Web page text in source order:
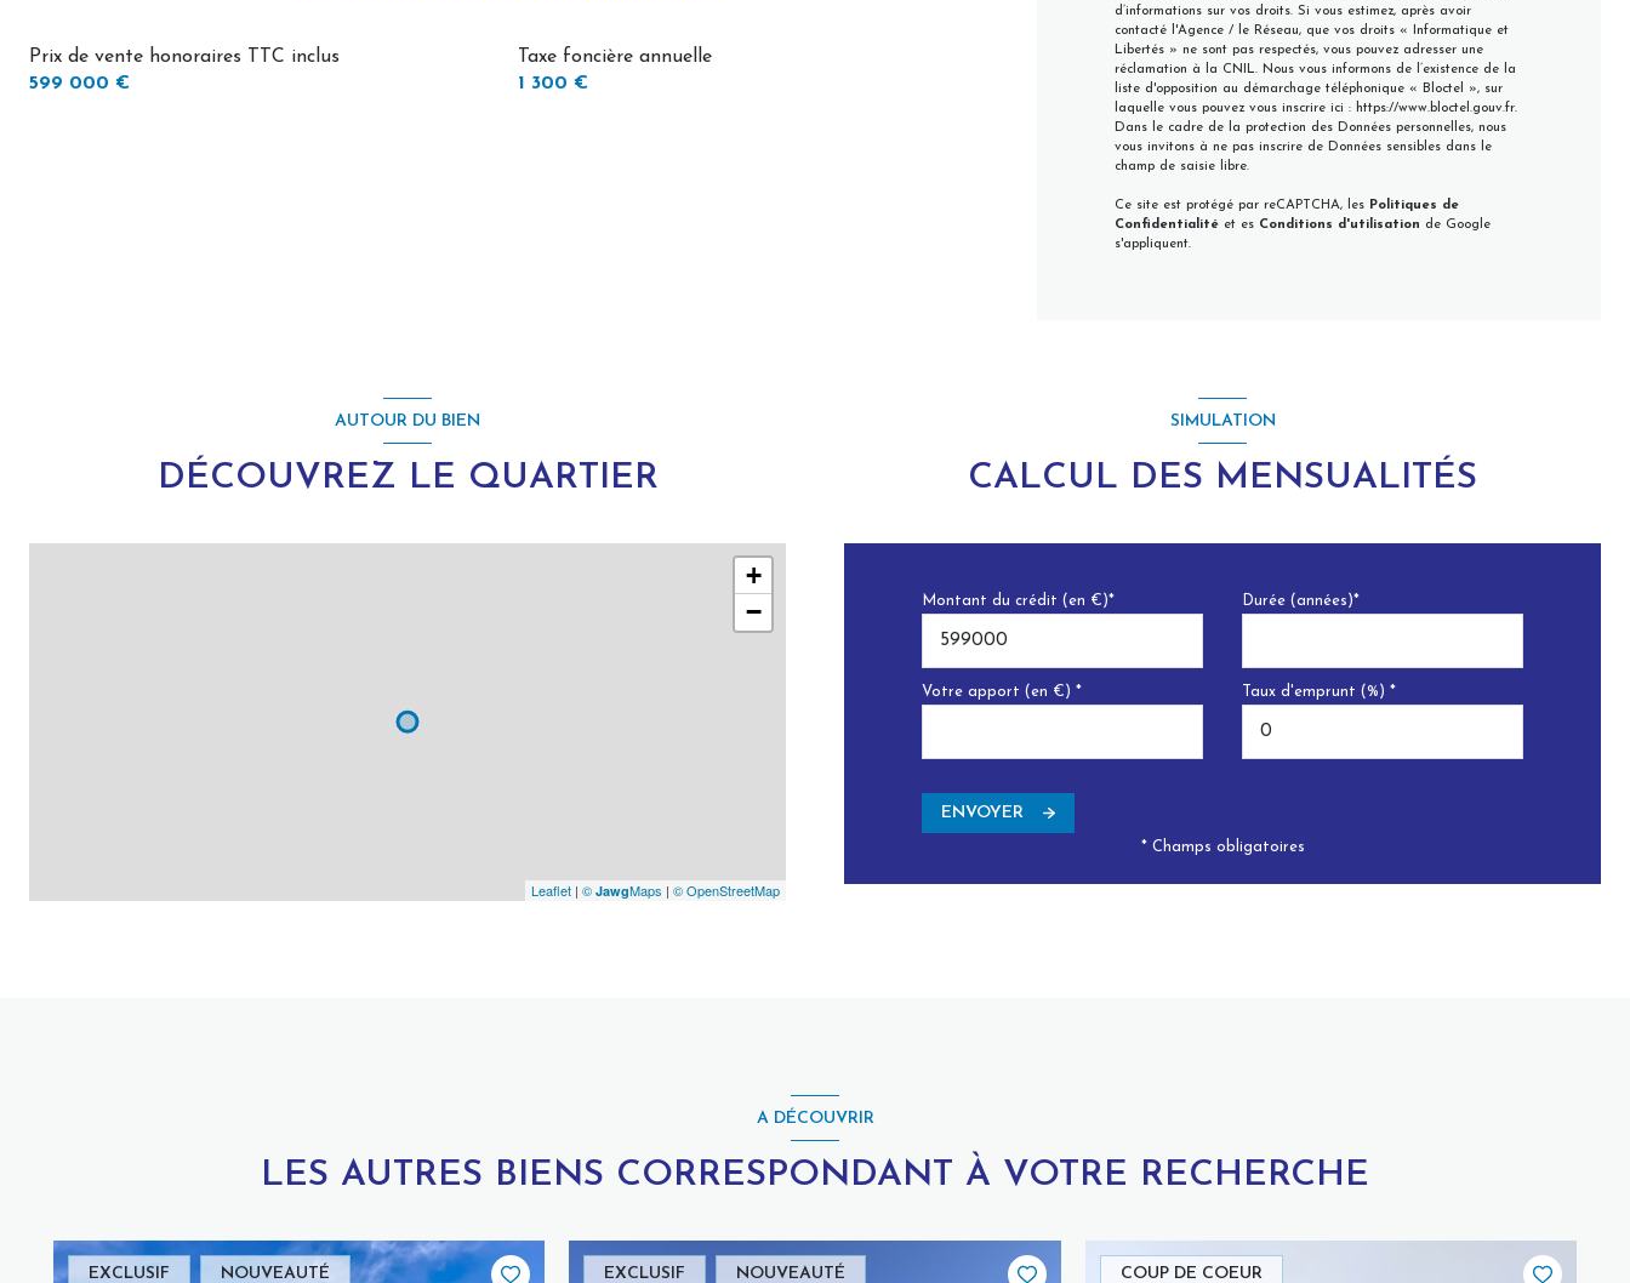
Prix de vente honoraires TTC inclus
599 000 €
Taxe foncière annuelle
1 300 €
d’informations sur vos droits. Si vous estimez, après avoir
contacté l'Agence / le Réseau, que vos droits « Informatique et
Libertés » ne sont pas respectés, vous pouvez adresser une
réclamation à la CNIL. Nous vous informons de l’existence de la
liste d'opposition au démarchage téléphonique « Bloctel », sur
laquelle vous pouvez vous inscrire ici : https://www.bloctel.gouv.fr.
Dans le cadre de la protection des Données personnelles, nous
vous invitons à ne pas inscrire de Données sensibles dans le
champ de saisie libre.
Ce site est protégé par reCAPTCHA, les Politiques de
Confidentialitéet es Conditions d'utilisation de Google
s'appliquent.
AUTOUR DU BIEN
DÉCOUVREZ LE QUARTIER
+
−
Leaflet | © JawgMaps | © OpenStreetMap
SIMULATION
CALCUL DES MENSUALITÉS
Montant du crédit (en €)* Durée (années)*
Votre apport (en €) * Taux d'emprunt (%) *
ENVOYER
* Champs obligatoires
A DÉCOUVRIR
LES AUTRES BIENS CORRESPONDANT À VOTRE RECHERCHE
EXCLUSIF NOUVEAUTÉ EXCLUSIF NOUVEAUTÉ COUP DE COEUR